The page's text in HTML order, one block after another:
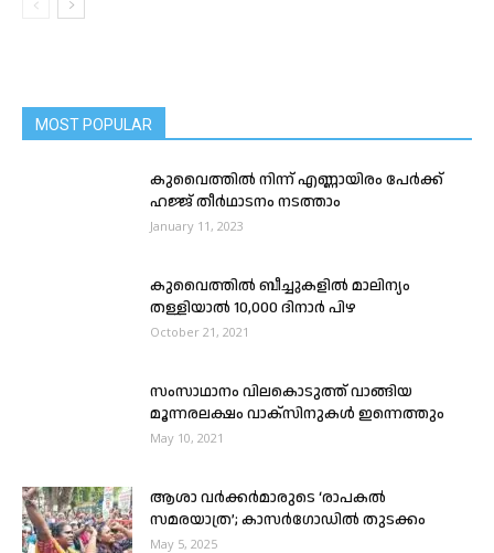
MOST POPULAR
കുവൈത്തിൽ നിന്ന് എണ്ണായിരം പേർക്ക്
ഹജ്ജ് തീർഥാടനം നടത്താം
January 11, 2023
കുവൈത്തിൽ ബീച്ചുകളിൽ മാലിന്യം
തള്ളിയാൽ 10,000 ദിനാർ പിഴ
October 21, 2021
സംസാഥാനം വിലകൊടുത്ത് വാങ്ങിയ
മൂന്നരലക്ഷം വാക്സിനുകൾ ഇന്നെത്തും
May 10, 2021
ആശാ വർക്കർമാരുടെ ‘രാപകൽ
സമരയാത്ര’; കാസർഗോഡിൽ തുടക്കം
May 5, 2025